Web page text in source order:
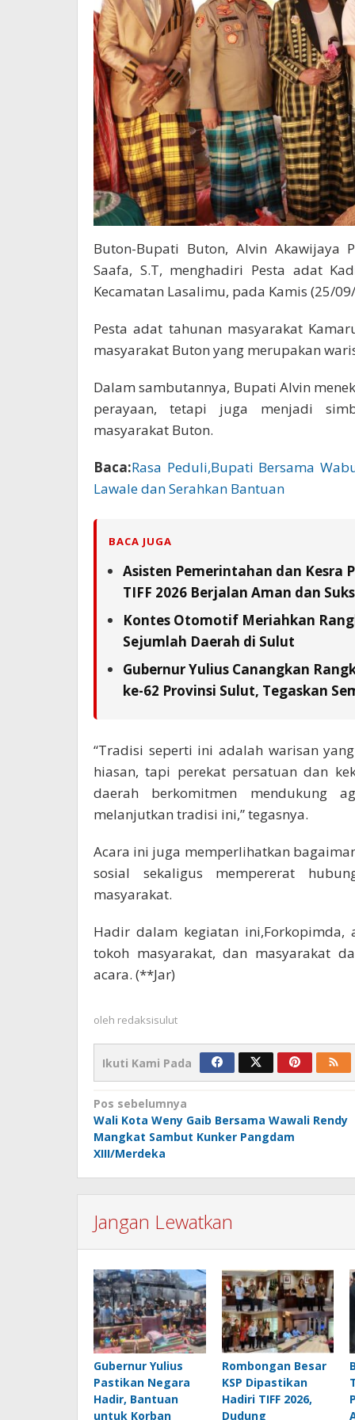
Buton-Bupati Buton, Alvin Akawijaya
Saafa, S.T, menghadiri Pesta adat
Kecamatan Lasalimu, pada Kamis (25/
Pesta adat tahunan masyarakat
masyarakat Buton yang merupakan
Dalam sambutannya, Bupati Alvin
perayaan, tetapi juga menjadi
masyarakat Buton.
Baca:Rasa Peduli,Bupati Bersama
Lawale dan Serahkan Bantuan
BACA JUGA
Asisten Pemerintahan dan Kesra
TIFF 2026 Berjalan Aman dan
Kontes Otomotif Meriahkan
Sejumlah Daerah di Sulut
Gubernur Yulius Canangkan
ke-62 Provinsi Sulut, Tegaskan
“Tradisi seperti ini adalah warisan
hiasan, tapi perekat persatuan dan
daerah berkomitmen mendukung
melanjutkan tradisi ini,” tegasnya.
Acara ini juga memperlihatkan
sosial sekaligus mempererat
masyarakat.
Hadir dalam kegiatan ini,Forkopimda,
tokoh masyarakat, dan masyarakat
acara. (**Jar)
oleh redaksisulut
Ikuti Kami Pada
Navigasi
pos
Pos sebelumnya
Wali Kota Weny Gaib Bersama Wawali Rendy
Mangkat Sambut Kunker Pangdam
XIII/Merdeka
Jangan Lewatkan
Gubernur Yulius
Pastikan Negara
Hadir, Bantuan
untuk Korban
Rombongan Besar
KSP Dipastikan
Hadiri TIFF 2026,
Dudung